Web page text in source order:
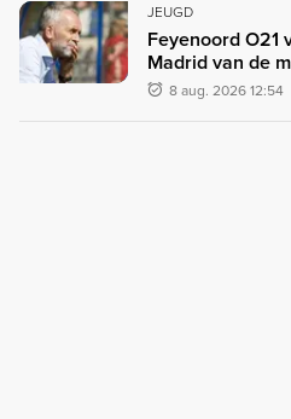
JEUGD
Feyenoord O21
Madrid van de
8 aug. 2026 12:54